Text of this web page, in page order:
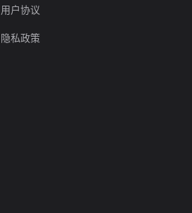
用户协议
隐私政策